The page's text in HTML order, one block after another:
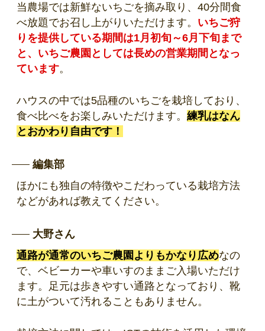
当農場では新鮮ないちごを摘み取り、40分間食
べ放題でお召し上がりいただけます。 いちご狩
りを提供している期間は1月初旬～6月下旬まで
と、いちご農園としては長めの営業期間となっ
ています。
ハウスの中では5品種のいちごを栽培しており、
食べ比べをお楽しみいただけます。 練乳はなん
とおかわり自由です！
編集部
ほかにも独自の特徴やこだわっている栽培方法
などがあれば教えてください。
大野さん
通路が通常のいちご農園よりもかなり広めなの
で、ベビーカーや車いすのままご入場いただけ
ます。足元は歩きやすい通路となっており、靴
に土がついて汚れることもありません。